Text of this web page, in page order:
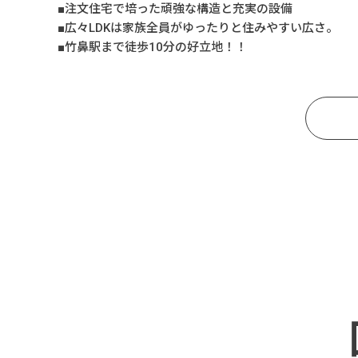
■注文住宅で培った頑強な構造と充実の設備
■広々LDKは家族全員がゆったりと住みやすい広さ。
■竹鼻駅まで徒歩10分の好立地！！